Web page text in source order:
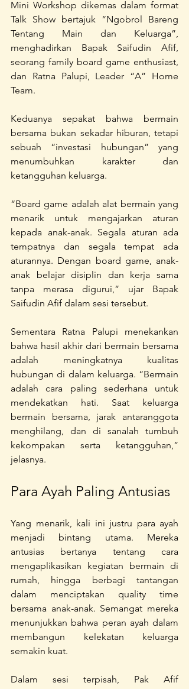
Mini Workshop dikemas dalam format
Talk Show bertajuk “Ngobrol Bareng
Tentang Main dan Keluarga”,
menghadirkan Bapak Saifudin Afif,
seorang family board game enthusiast,
dan Ratna Palupi, Leader “A” Home
Team.
Keduanya sepakat bahwa bermain
bersama bukan sekadar hiburan, tetapi
sebuah “investasi hubungan” yang
menumbuhkan karakter dan
ketangguhan keluarga.
“Board game adalah alat bermain yang
menarik untuk mengajarkan aturan
kepada anak-anak. Segala aturan ada
tempatnya dan segala tempat ada
aturannya. Dengan board game, anak-
anak belajar disiplin dan kerja sama
tanpa merasa digurui,” ujar Bapak
Saifudin Afif dalam sesi tersebut.
Sementara Ratna Palupi menekankan
bahwa hasil akhir dari bermain bersama
adalah meningkatnya kualitas
hubungan di dalam keluarga. “Bermain
adalah cara paling sederhana untuk
mendekatkan hati. Saat keluarga
bermain bersama, jarak antaranggota
menghilang, dan di sanalah tumbuh
kekompakan serta ketangguhan,”
jelasnya.
Para Ayah Paling Antusias
Yang menarik, kali ini justru para ayah
menjadi bintang utama. Mereka
antusias bertanya tentang cara
mengaplikasikan kegiatan bermain di
rumah, hingga berbagi tantangan
dalam menciptakan quality time
bersama anak-anak. Semangat mereka
menunjukkan bahwa peran ayah dalam
membangun kelekatan keluarga
semakin kuat.
Dalam sesi terpisah, Pak Afif